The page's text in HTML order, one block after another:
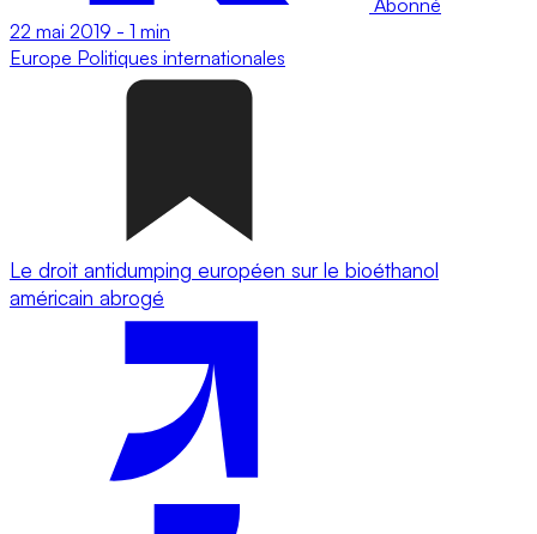
22 mai 2019 - 1 min
Europe Politiques internationales
Le droit antidumping européen sur le bioéthanol
américain abrogé